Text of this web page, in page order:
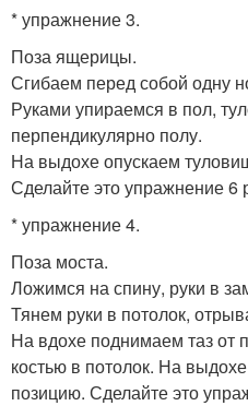
* упражнение 3.
Поза ящерицы.
Сгибаем перед собой одну
Руками упираемся в пол,
перпендикулярно полу.
На выдохе опускаем
Сделайте это упражнение 6
* упражнение 4.
Поза моста.
Ложимся на спину, руки в
Тянем руки в потолок,
На вдохе поднимаем таз от
костью в потолок. На
позицию. Сделайте это